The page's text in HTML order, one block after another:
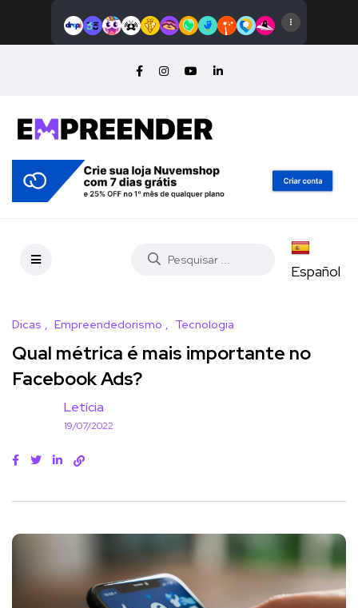
Español
Dicas Empreendedorismo Tecnologia
Qual métrica é mais importante no
Facebook Ads?
Letícia
19/07/2022